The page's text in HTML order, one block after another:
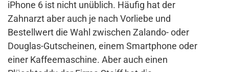
iPhone 6 ist nicht unüblich. Häufig hat der
Zahnarzt aber auch je nach Vorliebe und
Bestellwert die Wahl zwischen Zalando- oder
Douglas-Gutscheinen, einem Smartphone oder
einer Kaffeemaschine. Aber auch einen